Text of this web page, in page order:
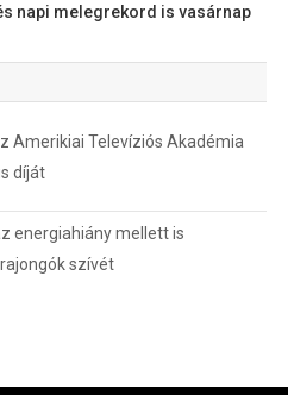
napi melegrekord is vasárnap
Amerikiai Televíziós Akadémia
díját
energiahiány mellett is
szívét